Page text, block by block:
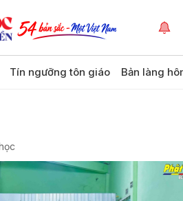
Tín ngưỡng tôn giáo Bản làng